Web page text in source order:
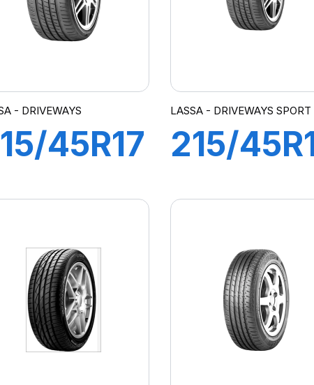
- DRIVEWAYS
45R17
LASSA - DRIVEWAYS
215/
SPORT+